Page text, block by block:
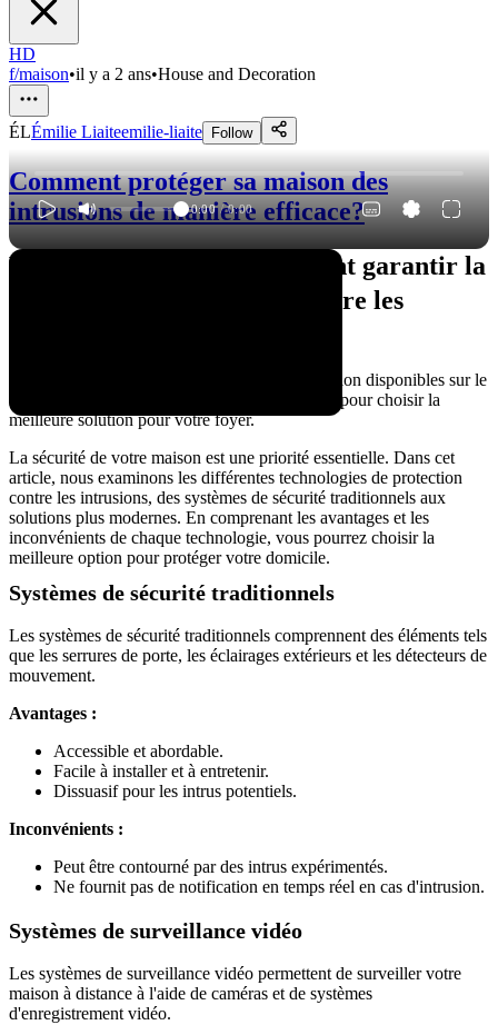
HD
f/maison•il y a 2 ans•House and Decoration
ÉLÉmilie Liaiteemilie-liaite Follow
Comment protéger sa maison des
intrusions de manière efficace?
0:00 / 0:00
Vous vous demandez comment garantir la
sécurité de votre maison contre les
Explorez les différentes technologies de protection disponibles sur le
marché, leurs avantages et leurs inconvénients, pour choisir la
meilleure solution pour votre foyer.
La sécurité de votre maison est une priorité essentielle. Dans cet
article, nous examinons les différentes technologies de protection
contre les intrusions, des systèmes de sécurité traditionnels aux
solutions plus modernes. En comprenant les avantages et les
inconvénients de chaque technologie, vous pourrez choisir la
meilleure option pour protéger votre domicile.
Systèmes de sécurité traditionnels
Les systèmes de sécurité traditionnels comprennent des éléments tels
que les serrures de porte, les éclairages extérieurs et les détecteurs de
mouvement.
Avantages :
Accessible et abordable.
Facile à installer et à entretenir.
Dissuasif pour les intrus potentiels.
Inconvénients :
Peut être contourné par des intrus expérimentés.
Ne fournit pas de notification en temps réel en cas d'intrusion.
Systèmes de surveillance vidéo
Les systèmes de surveillance vidéo permettent de surveiller votre
maison à distance à l'aide de caméras et de systèmes
d'enregistrement vidéo.